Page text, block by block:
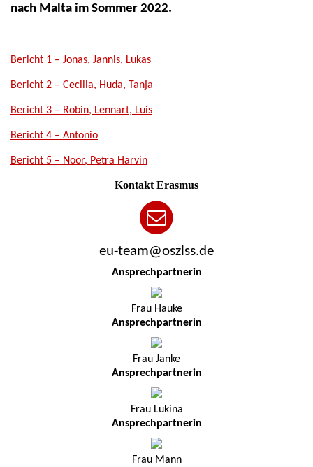
nach Malta im Sommer 2022.
Bericht 1 – Jonas, Jannis, Lukas
Bericht 2 – Cecilia, Huda, Tanja
Bericht 3 – Robin, Lennart, Luis
Bericht 4 – Antonio
Bericht 5 – Noor, Petra Harvin
Kontakt Erasmus
eu-team@oszlss.de
Ansprechpartnerin
Frau Hauke
Ansprechpartnerin
Frau Janke
Ansprechpartnerin
Frau Lukina
Ansprechpartnerin
Frau Mann